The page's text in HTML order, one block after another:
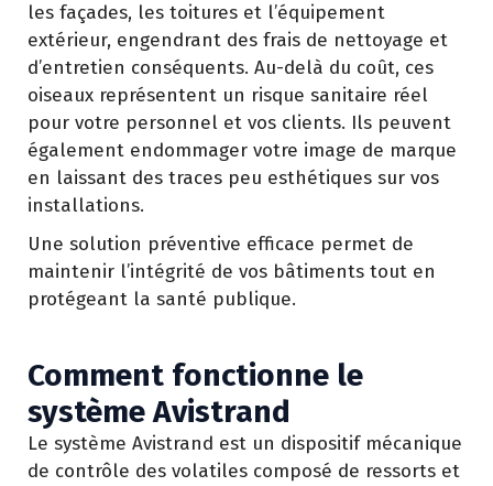
les façades, les toitures et l’équipement
extérieur, engendrant des frais de nettoyage et
d’entretien conséquents. Au-delà du coût, ces
oiseaux représentent un risque sanitaire réel
pour votre personnel et vos clients. Ils peuvent
également endommager votre image de marque
en laissant des traces peu esthétiques sur vos
installations.
Une solution préventive efficace permet de
maintenir l’intégrité de vos bâtiments tout en
protégeant la santé publique.
Comment fonctionne le
système Avistrand
Le système Avistrand est un dispositif mécanique
de contrôle des volatiles composé de ressorts et